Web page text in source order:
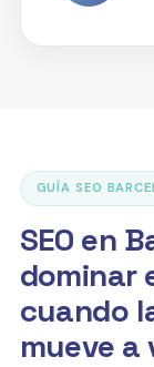
GUÍA SEO
SEO en
dominar
cuando
mueve a